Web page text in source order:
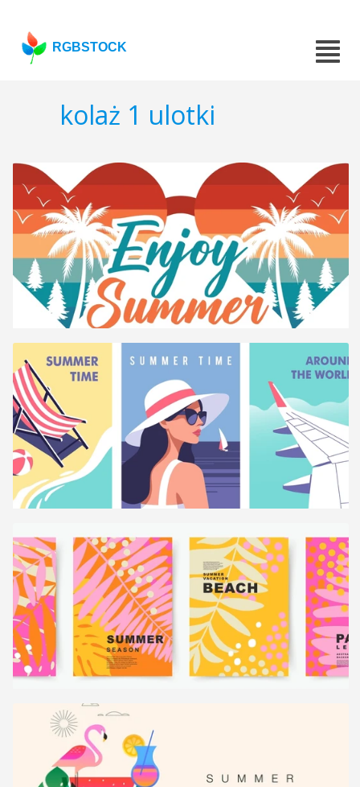
RGBSTOCK
kolaż 1 ulotki